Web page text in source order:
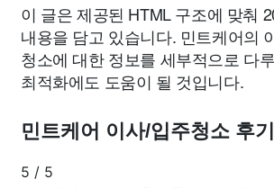
이 글은 제공된 HTML 구조에 맞춰
내용을 담고 있습니다. 민트케어의
청소에 대한 정보를 세부적으로 다
최적화에도 도움이 될 것입니다.
민트케어 이사/입주청소 후기
5 / 5